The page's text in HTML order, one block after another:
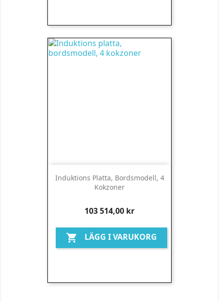
Induktions Platta, Bordsmodell, 4
Kokzoner
Pris
103 514,00 kr
 LÄGG I VARUKORG